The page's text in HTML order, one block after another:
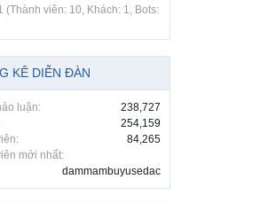
(Thành viên: 10, Khách: 1, Bots:
KÊ DIỄN ĐÀN
luận:
238,727
254,159
84,265
mới nhất:
dammambuyusedac